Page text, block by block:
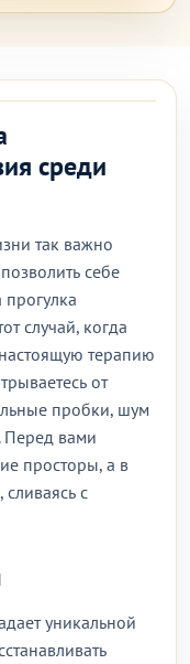
среди
так важно
себе
случай, когда
терапию
от
пробки, шум
Перед вами
просторы, а в
с
уникальной